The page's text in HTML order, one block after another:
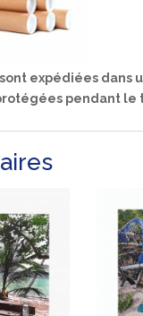
expédiées dans
pendant le